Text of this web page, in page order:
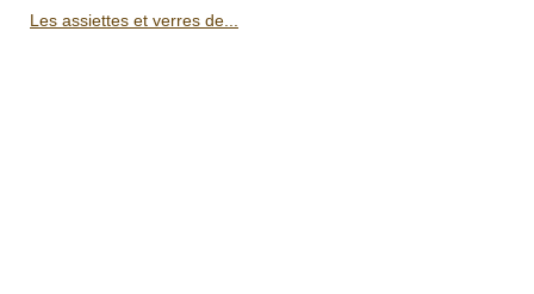
Les assiettes et verres de...